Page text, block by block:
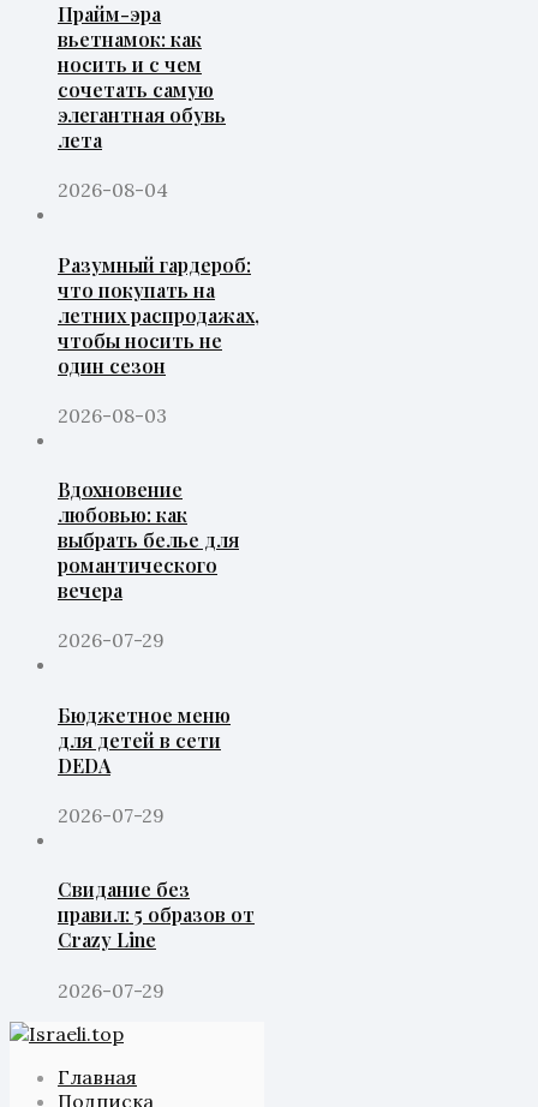
Прайм-эра
вьетнамок: как
носить и с чем
сочетать самую
элегантная обувь
лета
2026-08-04
Разумный гардероб:
что покупать на
летних распродажах,
чтобы носить не
один сезон
2026-08-03
Вдохновение
любовью: как
выбрать белье для
романтического
вечера
2026-07-29
Бюджетное меню
для детей в сети
DEDA
2026-07-29
Свидание без
правил: 5 образов от
Crazy Line
2026-07-29
Главная
Подписка